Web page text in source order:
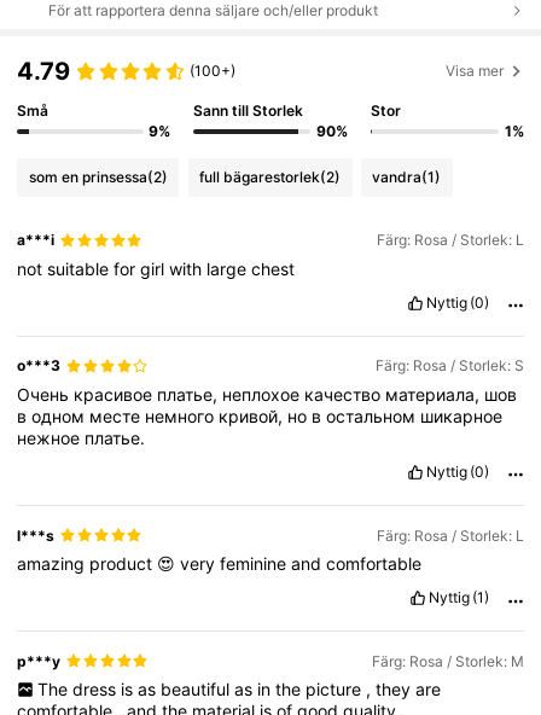
För att rapportera denna säljare och/eller produkt
4.79 (100+) Visa mer
Små
9%
Sann till Storlek
90%
Stor
1%
som en prinsessa(2) full bägarestorlek(2) vandra(1)
a***i Färg: Rosa / Storlek: L
notsuitableforgirlwith largechest
Nyttig (0)
o***3 Färg: Rosa / Storlek: S
Очень красивое платье, неплохое качество материала, шов
водном месте немного кривой, но востальном шикарное
нежное платье.
Nyttig (0)
l***s Färg: Rosa / Storlek: L
amazing product 😍veryfeminineandcomfortable
Nyttig (1)
p***y Färg: Rosa / Storlek: M
The dress is as beautiful as in the picture , they are
comfortable ,andthe material isofgoodquality .